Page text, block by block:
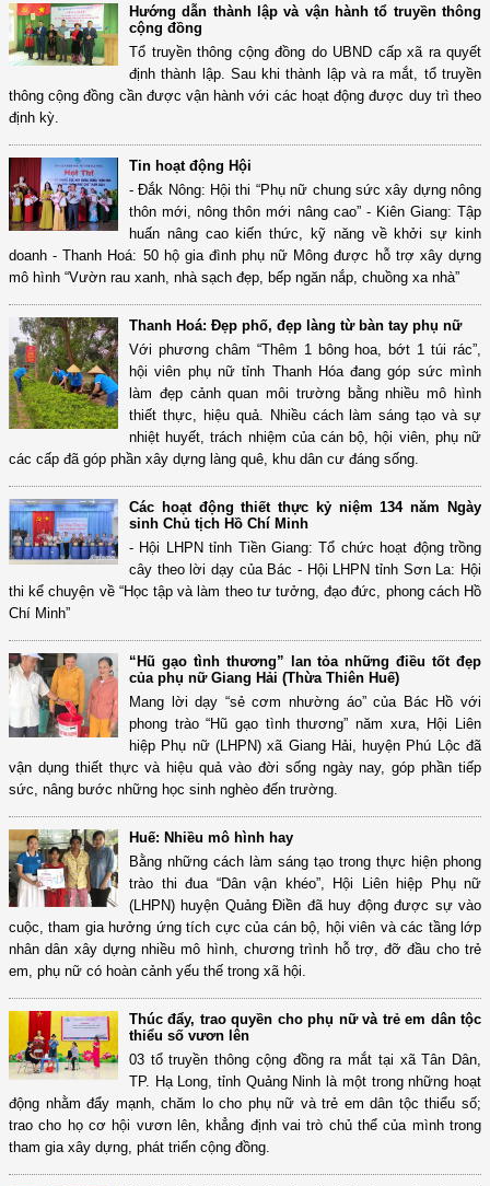
Hướng dẫn thành lập và vận hành tổ truyền thông
cộng đồng
Tổ truyền thông cộng đồng do UBND cấp xã ra quyết
định thành lập. Sau khi thành lập và ra mắt, tổ truyền
thông cộng đồng cần được vận hành với các hoạt động được duy trì theo
định kỳ.
Tin hoạt động Hội
- Đắk Nông: Hội thi “Phụ nữ chung sức xây dựng nông
thôn mới, nông thôn mới nâng cao” - Kiên Giang: Tập
huấn nâng cao kiến thức, kỹ năng về khởi sự kinh
doanh - Thanh Hoá: 50 hộ gia đình phụ nữ Mông được hỗ trợ xây dựng
mô hình “Vườn rau xanh, nhà sạch đẹp, bếp ngăn nắp, chuồng xa nhà”
Thanh Hoá: Đẹp phố, đẹp làng từ bàn tay phụ nữ
Với phương châm “Thêm 1 bông hoa, bớt 1 túi rác”,
hội viên phụ nữ tỉnh Thanh Hóa đang góp sức mình
làm đẹp cảnh quan môi trường bằng nhiều mô hình
thiết thực, hiệu quả. Nhiều cách làm sáng tạo và sự
nhiệt huyết, trách nhiệm của cán bộ, hội viên, phụ nữ
các cấp đã góp phần xây dựng làng quê, khu dân cư đáng sống.
Các hoạt động thiết thực kỷ niệm 134 năm Ngày
sinh Chủ tịch Hồ Chí Minh
- Hội LHPN tỉnh Tiền Giang: Tổ chức hoạt động trồng
cây theo lời dạy của Bác - Hội LHPN tỉnh Sơn La: Hội
thi kể chuyện về “Học tập và làm theo tư tưởng, đạo đức, phong cách Hồ
Chí Minh”
“Hũ gạo tình thương” lan tỏa những điều tốt đẹp
của phụ nữ Giang Hải (Thừa Thiên Huế)
Mang lời dạy “sẻ cơm nhường áo” của Bác Hồ với
phong trào “Hũ gạo tình thương” năm xưa, Hội Liên
hiệp Phụ nữ (LHPN) xã Giang Hải, huyện Phú Lộc đã
vận dụng thiết thực và hiệu quả vào đời sống ngày nay, góp phần tiếp
sức, nâng bước những học sinh nghèo đến trường.
Huế: Nhiều mô hình hay
Bằng những cách làm sáng tạo trong thực hiện phong
trào thi đua “Dân vận khéo”, Hội Liên hiệp Phụ nữ
(LHPN) huyện Quảng Điền đã huy động được sự vào
cuộc, tham gia hưởng ứng tích cực của cán bộ, hội viên và các tầng lớp
nhân dân xây dựng nhiều mô hình, chương trình hỗ trợ, đỡ đầu cho trẻ
em, phụ nữ có hoàn cảnh yếu thế trong xã hội.
Thúc đẩy, trao quyền cho phụ nữ và trẻ em dân tộc
thiểu số vươn lên
03 tổ truyền thông cộng đồng ra mắt tại xã Tân Dân,
TP. Hạ Long, tỉnh Quảng Ninh là một trong những hoạt
động nhằm đẩy mạnh, chăm lo cho phụ nữ và trẻ em dân tộc thiểu số;
trao cho họ cơ hội vươn lên, khẳng định vai trò chủ thể của mình trong
tham gia xây dựng, phát triển cộng đồng.